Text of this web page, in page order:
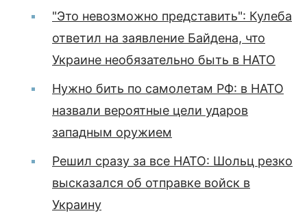
"Это невозможно представить": Кулеба
ответил на заявление Байдена, что
Украине необязательно быть в НАТО
Нужно бить по самолетам РФ: в НАТО
назвали вероятные цели ударов
западным оружием
Решил сразу за все НАТО: Шольц резко
высказался об отправке войск в
Украину